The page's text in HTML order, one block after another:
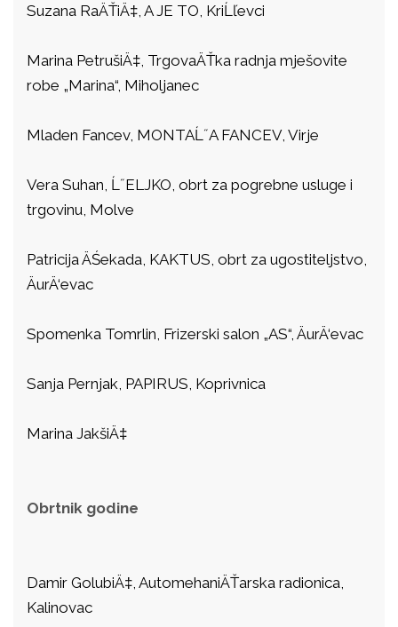
Suzana RaÄŤiÄ‡, A JE TO, KriĹľevci
Marina PetrušiÄ‡, TrgovaÄŤka radnja mješovite
robe „Marina“, Miholjanec
Mladen Fancev, MONTAĹ˝A FANCEV, Virje
Vera Suhan, Ĺ˝ELJKO, obrt za pogrebne usluge i
trgovinu, Molve
Patricija ÄŚekada, KAKTUS, obrt za ugostiteljstvo,
ÄurÄ‘evac
Spomenka Tomrlin, Frizerski salon „AS“, ÄurÄ‘evac
Sanja Pernjak, PAPIRUS, Koprivnica
Marina JakšiÄ‡
Obrtnik godine
Damir GolubiÄ‡, AutomehaniÄŤarska radionica,
Kalinovac